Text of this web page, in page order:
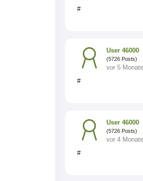
#
User 46000
(5726 Posts)
vor 5
#
User 46000
(5726 Posts)
vor 4
#